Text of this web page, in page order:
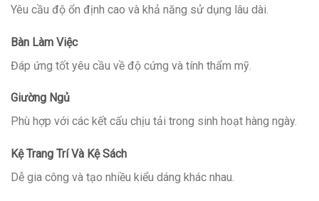
Yêu cầu độ ổn định cao và khả năng sử dụng lâu dài.
Bàn Làm Việc
Đáp ứng tốt yêu cầu về độ cứng và tính thẩm mỹ.
Giường Ngủ
Phù hợp với các kết cấu chịu tải trong sinh hoạt hàng ngày.
Kệ Trang Trí Và Kệ Sách
Dễ gia công và tạo nhiều kiểu dáng khác nhau.